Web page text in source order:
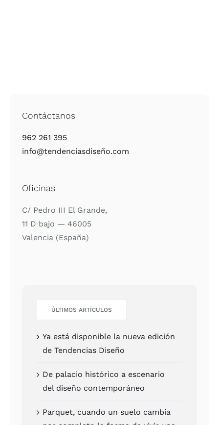
Contáctanos
962 261 395
info@tendenciasdiseño.com
Oficinas
C/ Pedro III El Gran­de,
11 D bajo — 46005
Valen­cia (Espa­ña)
ÚLTI­MOS ARTÍCU­LOS
Ya está dis­po­ni­ble la nue­va edi­ción
de Ten­den­cias Dise­ño
De pala­cio his­tó­ri­co a esce­na­rio
del dise­ño con­tem­po­rá­neo
Par­quet, cuan­do un sue­lo cam­bia